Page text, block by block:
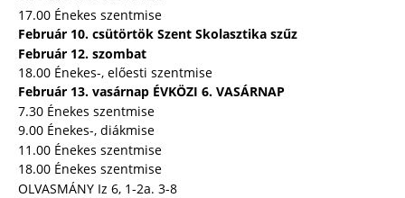
17.00 Énekes szentmise
Február 10. csütörtök Szent Skolasztika szűz
Február 12. szombat
18.00 Énekes-, előesti szentmise
Február 13. vasárnap ÉVKÖZI 6. VASÁRNAP
7.30 Énekes szentmise
9.00 Énekes-, diákmise
11.00 Énekes szentmise
18.00 Énekes szentmise
OLVASMÁNY Iz 6, 1-2a. 3-8